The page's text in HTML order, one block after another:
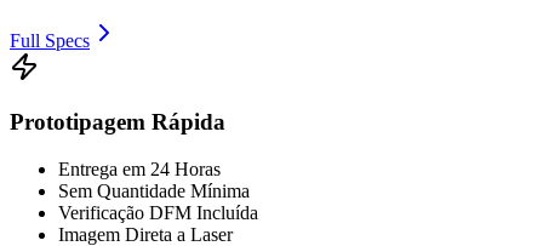
Full Specs
Prototipagem Rápida
Entrega em 24 Horas
Sem Quantidade Mínima
Verificação DFM Incluída
Imagem Direta a Laser